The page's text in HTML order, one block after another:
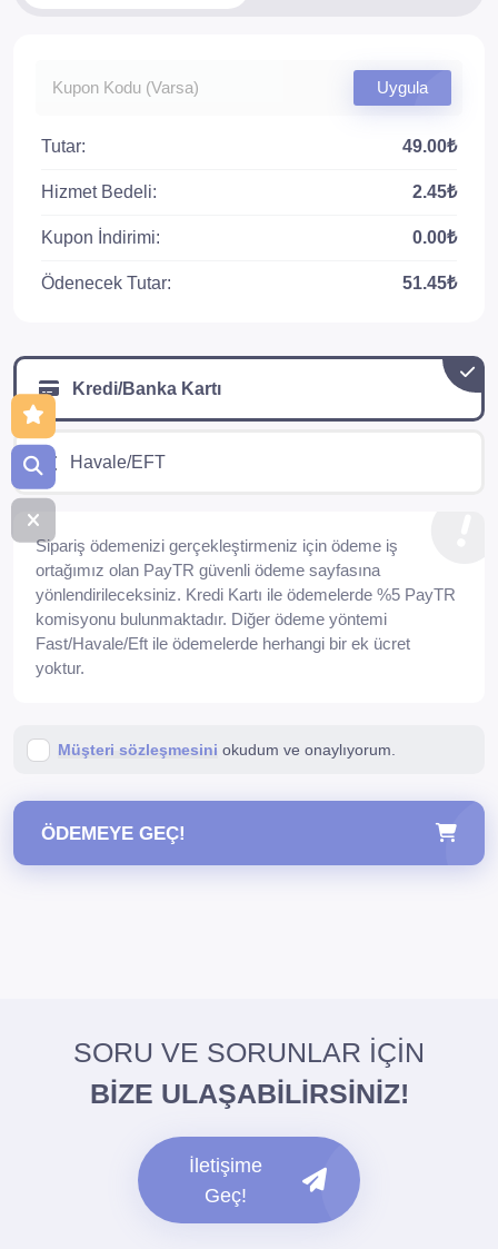
Uygula
Tutar: 49.00₺
Hizmet Bedeli: 2.45₺
Kupon İndirimi: 0.00₺
Ödenecek Tutar: 51.45₺
Kredi/Banka Kartı
Havale/EFT
Sipariş ödemenizi gerçekleştirmeniz için ödeme iş
ortağımız olan PayTR güvenli ödeme sayfasına
yönlendirileceksiniz. Kredi Kartı ile ödemelerde %5 PayTR
komisyonu bulunmaktadır. Diğer ödeme yöntemi
Fast/Havale/Eft ile ödemelerde herhangi bir ek ücret
yoktur.
Müşteri sözleşmesini okudum ve onaylıyorum.
ÖDEMEYE GEÇ!
SORU VE SORUNLAR İÇİN
BİZE ULAŞABİLİRSİNİZ!
İletişime
Geç!